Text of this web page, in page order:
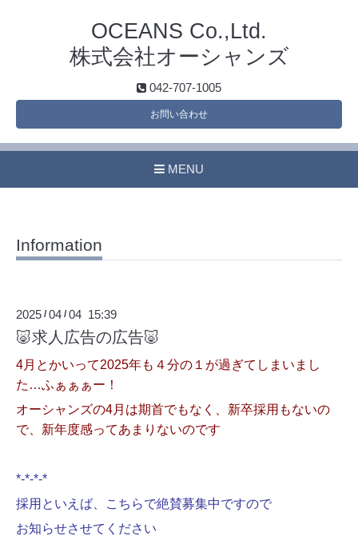
OCEANS Co.,Ltd.
株式会社オーシャンズ
042-707-1005
お問い合わせ
MENU
Information
2025 /04 /04 15:39
🐷求人広告の広告🐷
4月とかいって2025年も４分の１が過ぎてしまいまし
た…ふぁぁぁー！
オーシャンズの4月は期首でもなく、新卒採用もないの
で、新年度感ってあまりないのです
*-*-*-*
採用といえば、こちらで絶賛募集中ですので
お知らせさせてください